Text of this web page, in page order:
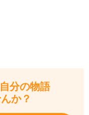
分の物語
か？